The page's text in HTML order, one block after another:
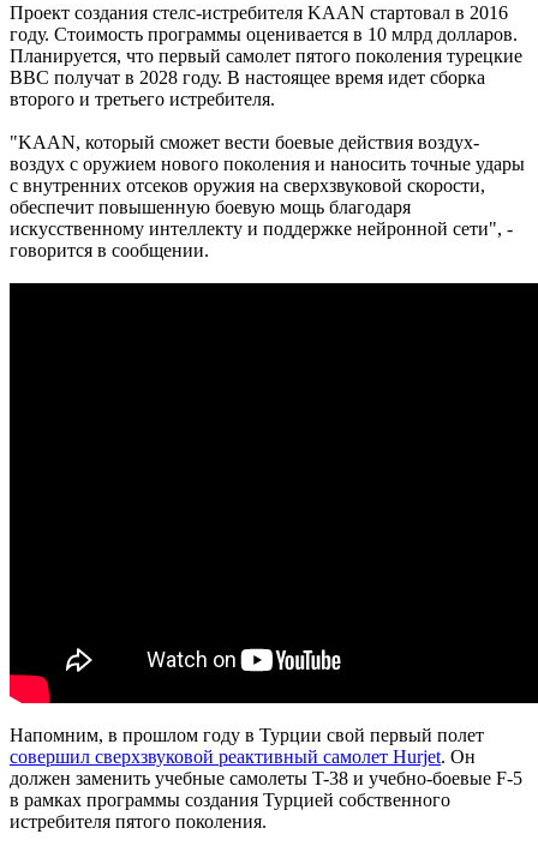
Проект создания стелс-истребителя KAAN стартовал в 2016
году. Стоимость программы оценивается в 10 млрд долларов.
Планируется, что первый самолет пятого поколения турецкие
ВВС получат в 2028 году. В настоящее время идет сборка
второго и третьего истребителя.
"KAAN, который сможет вести боевые действия воздух-
воздух с оружием нового поколения и наносить точные удары
с внутренних отсеков оружия на сверхзвуковой скорости,
обеспечит повышенную боевую мощь благодаря
искусственному интеллекту и поддержке нейронной сети", -
говорится в сообщении.
Напомним, в прошлом году в Турции свой первый полет
совершил сверхзвуковой реактивный самолет Hurjet. Он
должен заменить учебные самолеты T-38 и учебно-боевые F-5
в рамках программы создания Турцией собственного
истребителя пятого поколения.